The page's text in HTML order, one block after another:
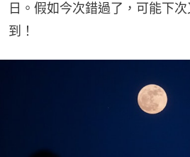
日。假如今次錯過了，可能下
到！